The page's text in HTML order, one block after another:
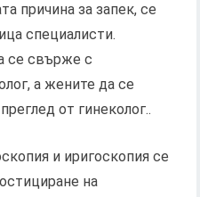
причина за запек, се
специалисти.
се свърже с
а жените да се
от гинеколог..
и иригоскопия се
на